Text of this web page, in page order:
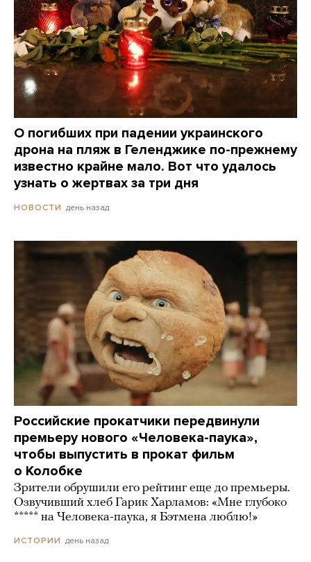
О погибших при падении украинского
дрона на пляж в Геленджике по-прежнему
известно крайне мало. Вот что удалось
узнать о жертвах за три дня
НОВОСТИ день назад
Российские прокатчики передвинули
премьеру нового «Человека-паука»,
чтобы выпустить в прокат фильм
о Колобке
Зрители обрушили его рейтинг еще до премьеры.
Озвучивший хлеб Гарик Харламов: «Мне глубоко
***** на Человека-паука, я Бэтмена люблю!»
ИСТОРИИ день назад